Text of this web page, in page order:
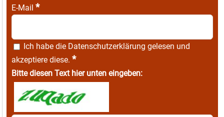
E-Mail *
Ich habe die Datenschutzerklärung gelesen und
akzeptiere diese. *
Bitte diesen Text hier unten eingeben: